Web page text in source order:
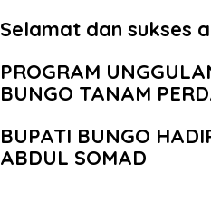
Selamat dan sukses
PROGRAM
BUNGO TANAM
BUPATI BUNGO
ABDUL SOMAD